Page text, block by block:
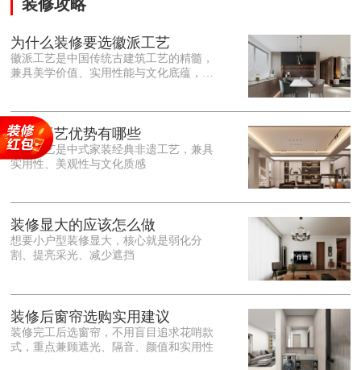
装修攻略
为什么装修要选徽派工艺
徽派工艺是中国传统古建筑工艺的精髓，
兼具美学价值、实用性能与文化底蕴，优
雕细琢的砖、木、石雕为特色，线条古朴
大气，意境悠远，自带东方中式雅致韵
味，耐看且不易过时。<o:p></o:p> 在工
艺品质上，徽派工艺遵循古法匠心工序，
保耐用，抗风化、耐腐蚀，使用
徽派工艺优势有哪些
徽派工艺是中式家装经典非遗工艺，兼具
实用性、美观性与文化质感
装修显大的应该怎么做
想要小户型装修显大，核心就是弱化分
割、提亮采光、减少遮挡
装修后窗帘选购实用建议
装修完工后选窗帘，不用盲目追求花哨款
式，重点兼顾遮光、隔音、颜值和实用性